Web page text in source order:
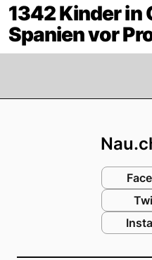
1342 Kinder in
Spanien vor